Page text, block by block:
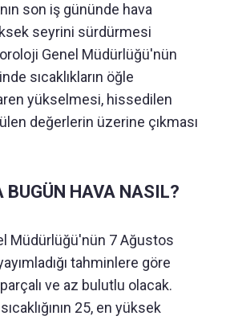
son iş gününde hava
seyrini sürdürmesi
Genel Müdürlüğü'nün
sıcaklıkların öğle
yükselmesi, hissedilen
değerlerin üzerine çıkması
BUGÜN HAVA NASIL?
Müdürlüğü'nün 7 Ağustos
tahminlere göre
ve az bulutlu olacak.
25, en yüksek